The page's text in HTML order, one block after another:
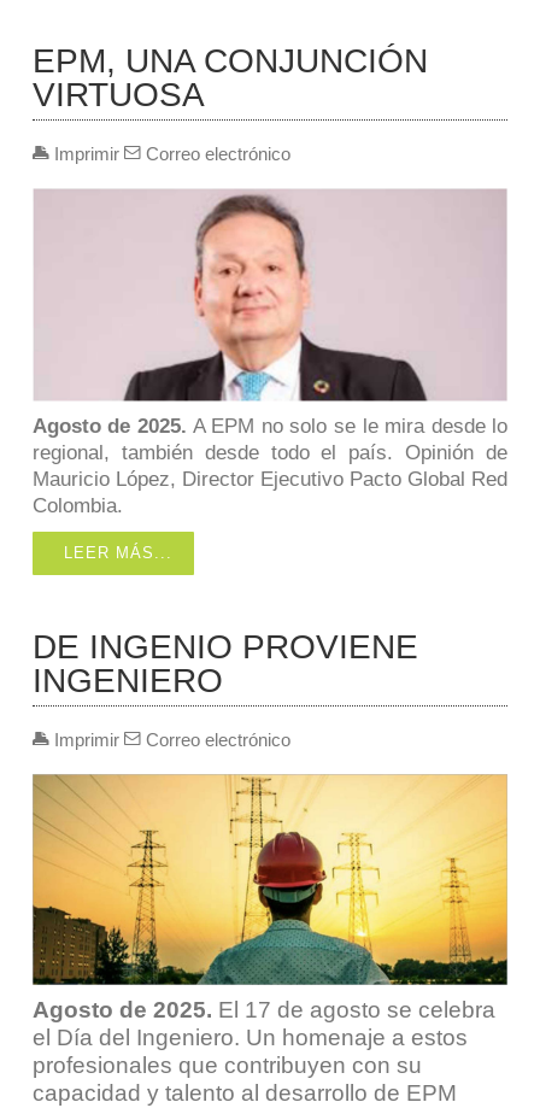
EPM, UNA CONJUNCIÓN
VIRTUOSA
Imprimir Correo electrónico
Agosto de 2025. A EPM no solo se le mira desde lo
regional, también desde todo el país. Opinión de
Mauricio López, Director Ejecutivo Pacto Global Red
Colombia.
LEER MÁS...
DE INGENIO PROVIENE
INGENIERO
Imprimir Correo electrónico
Agosto de 2025. El 17 de agosto se celebra
el Día del Ingeniero. Un homenaje a estos
profesionales que contribuyen con su
capacidad y talento al desarrollo de EPM